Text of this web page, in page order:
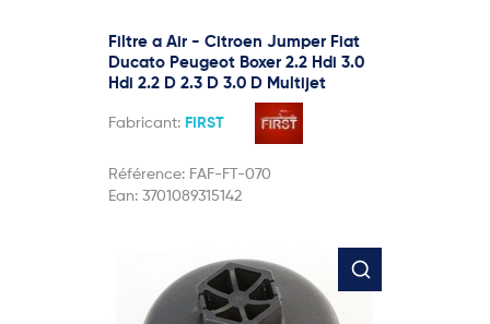
Filtre a Air - Citroen Jumper Fiat
Ducato Peugeot Boxer 2.2 Hdi 3.0
Hdi 2.2 D 2.3 D 3.0 D Multijet
Fabricant: FIRST
Référence: FAF-FT-070
Ean: 3701089315142